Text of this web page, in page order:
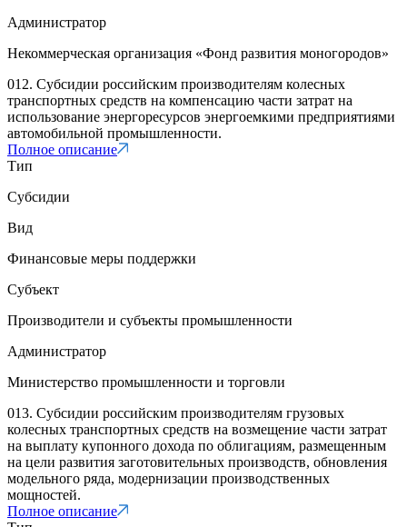
Администратор
Некоммерческая организация «Фонд развития моногородов»
012. Субсидии российским производителям колесных
транспортных средств на компенсацию части затрат на
использование энергоресурсов энергоемкими предприятиями
автомобильной промышленности.
Полное описание
Тип
Субсидии
Вид
Финансовые меры поддержки
Субъект
Производители и субъекты промышленности
Администратор
Министерство промышленности и торговли
013. Субсидии российским производителям грузовых
колесных транспортных средств на возмещение части затрат
на выплату купонного дохода по облигациям, размещенным
на цели развития заготовительных производств, обновления
модельного ряда, модернизации производственных
мощностей.
Полное описание